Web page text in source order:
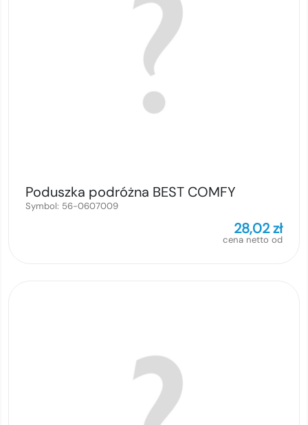
Poduszka podróżna BEST COMFY
Symbol: 56-0607009
28,02zł
cena netto od